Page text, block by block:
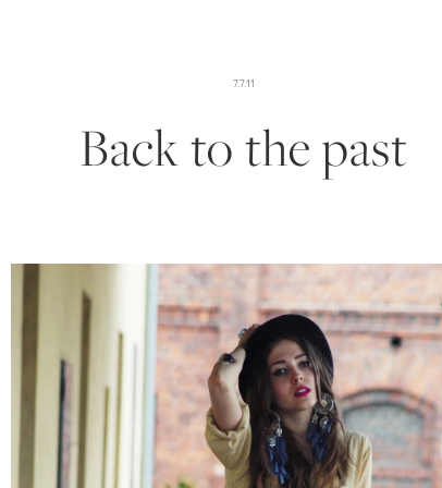
7.7.11
Back to the past